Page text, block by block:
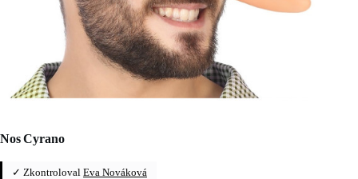
Nos Cyrano
✓ Zkontroloval Eva Nováková